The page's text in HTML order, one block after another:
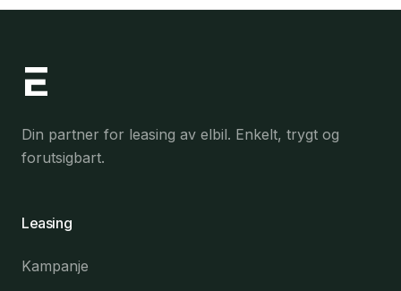
Din partner for leasing av elbil. Enkelt, trygt og
forutsigbart.
Leasing
Kampanje